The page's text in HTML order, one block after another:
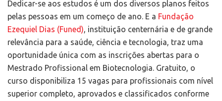
Dedicar-se aos estudos é um dos diversos planos feitos
pelas pessoas em um começo de ano. E a Fundação
Ezequiel Dias (Funed), instituição centernária e de grande
relevância para a saúde, ciência e tecnologia, traz uma
oportunidade única com as inscrições abertas para o
Mestrado Profissional em Biotecnologia. Gratuito, o
curso disponibiliza 15 vagas para profissionais com nível
superior completo, aprovados e classificados conforme